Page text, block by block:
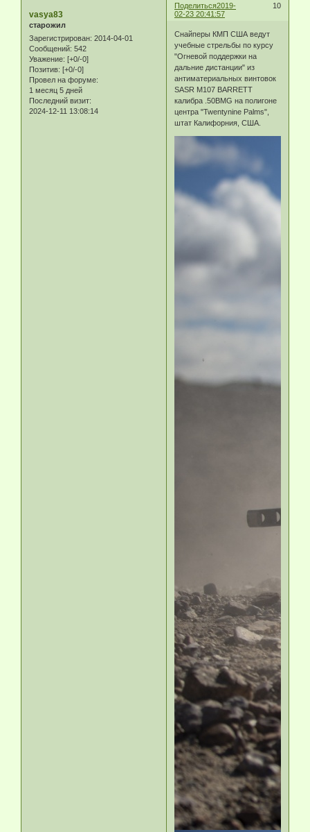
Поделиться 10
2019-
02-23 20:41:57
vasya83
старожил
Зарегистрирован: 2014-04-01
Сообщений: 542
Уважение: [+0/-0]
Позитив: [+0/-0]
Провел на форуме:
1 месяц 5 дней
Последний визит:
2024-12-11 13:08:14
Снайперы КМП США ведут
учебные стрельбы по курсу
"Огневой поддержки на
дальние дистанции" из
антиматериальных винтовок
SASR M107 BARRETT
калибра .50BMG на полигоне
центра "Twentynine Palms",
штат Калифорния, США.